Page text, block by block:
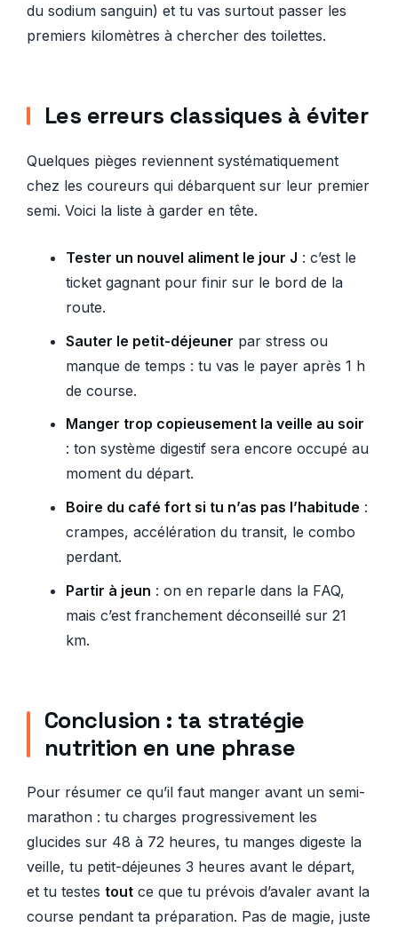
du sodium sanguin) et tu vas surtout passer les
premiers kilomètres à chercher des toilettes.
Les erreurs classiques à éviter
Quelques pièges reviennent systématiquement
chez les coureurs qui débarquent sur leur premier
semi. Voici la liste à garder en tête.
Tester un nouvel aliment le jour J : c’est le
ticket gagnant pour finir sur le bord de la
route.
Sauter le petit-déjeuner par stress ou
manque de temps : tu vas le payer après 1 h
de course.
Manger trop copieusement la veille au soir
: ton système digestif sera encore occupé au
moment du départ.
Boire du café fort si tu n’as pas l’habitude :
crampes, accélération du transit, le combo
perdant.
Partir à jeun : on en reparle dans la FAQ,
mais c’est franchement déconseillé sur 21
km.
Conclusion : ta stratégie
nutrition en une phrase
Pour résumer ce qu’il faut manger avant un semi-
marathon : tu charges progressivement les
glucides sur 48 à 72 heures, tu manges digeste la
veille, tu petit-déjeunes 3 heures avant le départ,
et tu testes tout ce que tu prévois d’avaler avant la
course pendant ta préparation. Pas de magie, juste